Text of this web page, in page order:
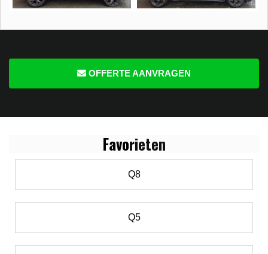
OFFERTE AANVRAGEN
Favorieten
Q8
Q5